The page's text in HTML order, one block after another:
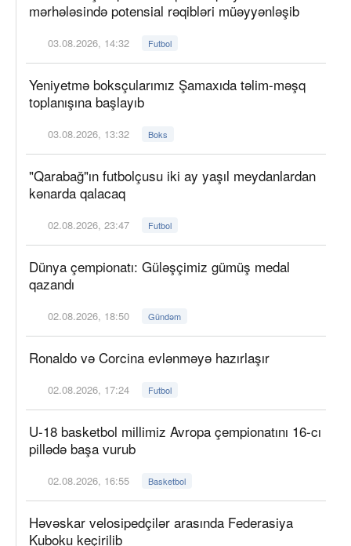
mərhələsində potensial rəqibləri müəyyənləşib
03.08.2026, 14:32 Futbol
Yeniyetmə boksçularımız Şamaxıda təlim-məşq
toplanışına başlayıb
03.08.2026, 13:32 Boks
"Qarabağ"ın futbolçusu iki ay yaşıl meydanlardan
kənarda qalacaq
02.08.2026, 23:47 Futbol
Dünya çempionatı: Güləşçimiz gümüş medal
qazandı
02.08.2026, 18:50 Gündəm
Ronaldo və Corcina evlənməyə hazırlaşır
02.08.2026, 17:24 Futbol
U-18 basketbol millimiz Avropa çempionatını 16-cı
pillədə başa vurub
02.08.2026, 16:55 Basketbol
Həvəskar velosipedçilər arasında Federasiya
Kuboku keçirilib